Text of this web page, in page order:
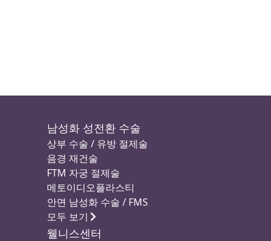
남성화 성전환 수술
상부 수술 / 유방 절제술
음경 재건술
FTM 자궁 절제술
메토이디오플라스티
안면 남성화 수술 / FMS
모두 보기
웰니스센터